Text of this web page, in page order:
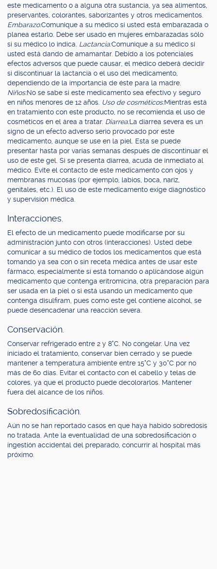
este medicamento o a alguna otra sustancia, ya sea alimentos,
preservantes, colorantes, saborizantes y otros medicamentos.
Embarazo:Comunique a su médico si usted está embarazada o
planea estarlo. Debe ser usado en mujeres embarazadas sólo
si su médico lo indica. Lactancia:Comunique a su médico si
usted está dando de amamantar. Debido a los potenciales
efectos adversos que puede causar, el médico deberá decidir
si discontinuar la lactancia o el uso del medicamento,
dependiendo de la importancia de éste para la madre.
Niños:No se sabe si este medicamento sea efectivo y seguro
en niños menores de 12 años. Uso de cosméticos:Mientras está
en tratamiento con este producto, no se recomienda el uso de
cosméticos en el área a tratar. Diarrea:La diarrea severa es un
signo de un efecto adverso serio provocado por este
medicamento, aunque se use en la piel. Esta se puede
presentar hasta por varias semanas después de discontinuar el
uso de este gel. Si se presenta diarrea, acuda de inmediato al
médico. Evite el contacto de este medicamento con ojos y
membranas mucosas (por ejemplo, labios, boca, nariz,
genitales, etc.). El uso de este medicamento exige diagnóstico
y supervisión médica.
Interacciones.
El efecto de un medicamento puede modificarse por su
administración junto con otros (interacciones). Usted debe
comunicar a su médico de todos los medicamentos que está
tomando ya sea con o sin receta médica antes de usar este
fármaco, especialmente si está tomando o aplicándose algún
medicamento que contenga eritromicina, otra preparación para
ser usada en la piel o si está usando un medicamento que
contenga disulfiram, pues como este gel contiene alcohol, se
puede desencadenar una reacción severa.
Conservación.
Conservar refrigerado entre 2 y 8°C. No congelar. Una vez
iniciado el tratamiento, conservar bien cerrado y se puede
mantener a temperatura ambiente entre 15°C y 30°C por no
más de 60 días. Evitar el contacto con el cabello y telas de
colores, ya que el producto puede decolorarlos. Mantener
fuera del alcance de los niños.
Sobredosificación.
Aún no se han reportado casos en que haya habido sobredosis
no tratada. Ante la eventualidad de una sobredosificación o
ingestión accidental del preparado, concurrir al hospital más
próximo.